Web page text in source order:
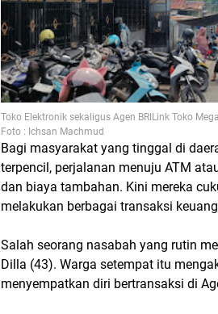
Toko Elektronik sekaligus Agen BRILink Toko
Foto : Ichsan Machmud
Bagi masyarakat yang tinggal di
terpencil, perjalanan menuju ATM
dan biaya tambahan. Kini mereka
melakukan berbagai transaksi
Salah seorang nasabah yang rutin
Dilla (43). Warga setempat itu
menyempatkan diri bertransaksi di